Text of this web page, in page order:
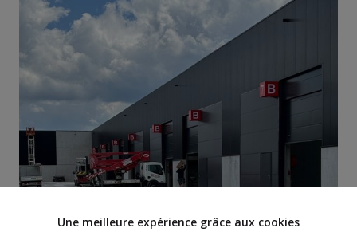
Une meilleure expérience grâce aux cookies